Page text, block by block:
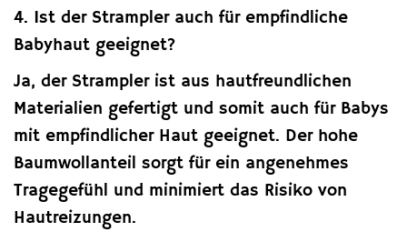
4. Ist der Strampler auch für empfindliche
Babyhaut geeignet?
Ja, der Strampler ist aus hautfreundlichen
Materialien gefertigt und somit auch für Babys
mit empfindlicher Haut geeignet. Der hohe
Baumwollanteil sorgt für ein angenehmes
Tragegefühl und minimiert das Risiko von
Hautreizungen.